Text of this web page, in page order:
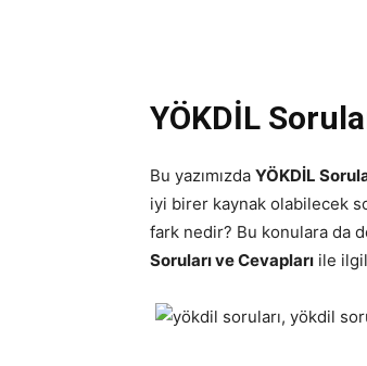
YÖKDİL
Bu yazımızda YÖKDİL
iyi birer kaynak olabilecek
fark nedir? Bu konulara da
Soruları ve Cevapları ile